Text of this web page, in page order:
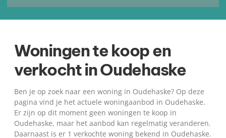
Woningen te koop en
verkocht in Oudehaske
Ben je op zoek naar een woning in Oudehaske? Op deze
pagina vind je het actuele woningaanbod in Oudehaske.
Er zijn op dit moment geen woningen te koop in
Oudehaske, maar het aanbod kan regelmatig veranderen.
Daarnaast is er 1 verkochte woning bekend in Oudehaske.